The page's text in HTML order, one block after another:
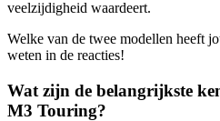
veelzijdigheid waardeert.
Welke van de twee modellen heeft
weten in de reacties!
Wat zijn de belangrijkste
M3 Touring?